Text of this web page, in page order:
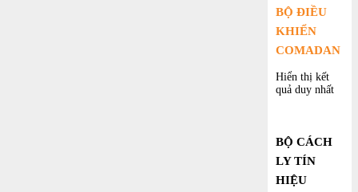
BỘ ĐIỀU
KHIỂN
COMADAN
Hiển thị kết
quả duy nhất
BỘ CÁCH
LY TÍN
HIỆU